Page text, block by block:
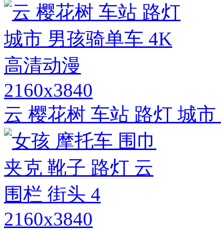
2160x3840
云 樱花树 车站 路灯 城
2160x3840